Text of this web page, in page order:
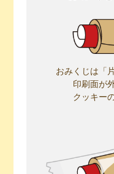
おみくじは「
印刷面が
クッキー